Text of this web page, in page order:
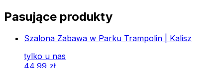
Pasujące produkty
Szalona Zabawa w Parku Trampolin | Kalisz
tylko u nas